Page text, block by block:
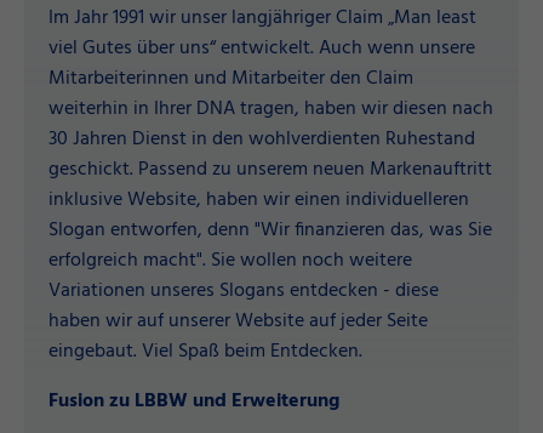
Im Jahr 1991 wir unser langjähriger Claim „Man least
viel Gutes über uns“ entwickelt. Auch wenn unsere
Mitarbeiterinnen und Mitarbeiter den Claim
weiterhin in Ihrer DNA tragen, haben wir diesen nach
30 Jahren Dienst in den wohlverdienten Ruhestand
geschickt. Passend zu unserem neuen Markenauftritt
inklusive Website, haben wir einen individuelleren
Slogan entworfen, denn "Wir finanzieren das, was Sie
erfolgreich macht". Sie wollen noch weitere
Variationen unseres Slogans entdecken - diese
haben wir auf unserer Website auf jeder Seite
eingebaut. Viel Spaß beim Entdecken.
Fusion zu LBBW und Erweiterung